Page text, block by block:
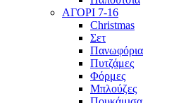
ΑΓΟΡΙ 7-16
Christmas
Σετ
Πανωφόρια
Πυτζάμες
Φόρμες
Μπλούζες